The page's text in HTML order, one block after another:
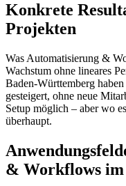
Konkrete
Projekten
Was Automatisierung &
Wachstum ohne lineares
Baden-Württemberg
gesteigert, ohne neue
Setup möglich – aber wo
überhaupt.
& Workflows